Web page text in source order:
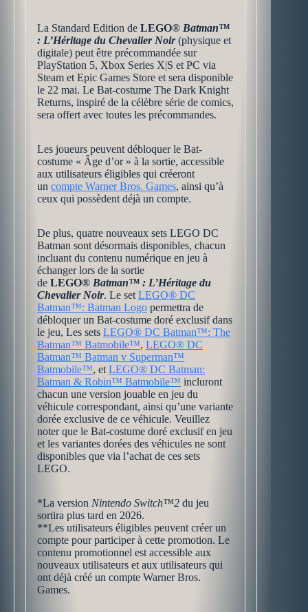
La Standard Edition de LEGO® Batman™
: L’Héritage du Chevalier Noir(physique et
digitale) peut être précommandée sur
PlayStation 5, Xbox Series X|S et PC via
Steam et Epic Games Store et sera disponible
le 22 mai. Le Bat-costume The Dark Knight
Returns, inspiré de la célèbre série de comics,
sera offert avec toutes les précommandes.
Les joueurs peuvent débloquer le Bat-
costume « Âge d’or » à la sortie, accessible
aux utilisateurs éligibles qui créeront
un compte Warner Bros. Games, ainsi qu’à
ceux qui possèdent déjà un compte.
De plus, quatre nouveaux sets LEGO DC
Batman sont désormais disponibles, chacun
incluant du contenu numérique en jeu à
échanger lors de la sortie
de LEGO® Batman™ : L’Héritage du
Chevalier Noir. Le set LEGO® DC
Batman™: Batman Logo permettra de
débloquer un Bat-costume doré exclusif dans
le jeu, Les sets LEGO® DC Batman™: The
Batman™ Batmobile™, LEGO® DC
Batman™ Batman v Superman™
Batmobile™, et LEGO® DC Batman:
Batman & Robin™ Batmobile™ incluront
chacun une version jouable en jeu du
véhicule correspondant, ainsi qu’une variante
dorée exclusive de ce véhicule. Veuillez
noter que le Bat-costume doré exclusif en jeu
et les variantes dorées des véhicules ne sont
disponibles que via l’achat de ces sets
LEGO.
*La version Nintendo Switch™2 du jeu
sortira plus tard en 2026.
**Les utilisateurs éligibles peuvent créer un
compte pour participer à cette promotion. Le
contenu promotionnel est accessible aux
nouveaux utilisateurs et aux utilisateurs qui
ont déjà créé un compte Warner Bros.
Games.